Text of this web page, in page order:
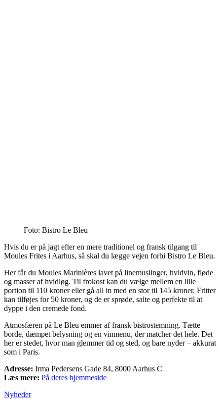
Foto: Bistro Le Bleu
Hvis du er på jagt efter en mere traditionel og fransk tilgang til
Moules Frites i Aarhus, så skal du lægge vejen forbi Bistro Le Bleu.
Her får du Moules Marinières lavet på linemuslinger, hvidvin, fløde
og masser af hvidløg. Til frokost kan du vælge mellem en lille
portion til 110 kroner eller gå all in med en stor til 145 kroner. Fritter
kan tilføjes for 50 kroner, og de er sprøde, salte og perfekte til at
dyppe i den cremede fond.
Atmosfæren på Le Bleu emmer af fransk bistrostemning. Tætte
borde, dæmpet belysning og en vinmenu, der matcher det hele. Det
her er stedet, hvor man glemmer tid og sted, og bare nyder – akkurat
som i Paris.
Adresse: Irma Pedersens Gade 84, 8000 Aarhus C
Læs mere: På deres hjemmeside
Nyheder